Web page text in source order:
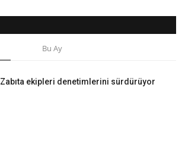
Bu Ay
Zabıta ekipleri denetimlerini sürdürüyor